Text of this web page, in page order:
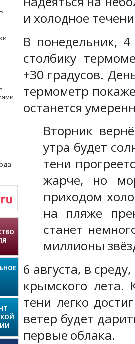
и холодное
В понедельник,
столбику
+30 градусов.
термометр
останется
Вторник
утра будет
тени
жарче, но
приходом
на пляже
станет
миллионы
6 августа, в
крымского лета.
тени легко
ветер будет
первые облака.